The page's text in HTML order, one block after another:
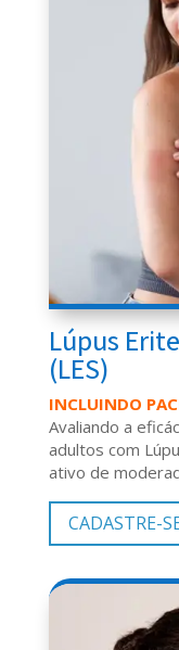
Lúpus
(LES)
INCLUINDO
Avaliando a
adultos com L
ativo de
CADASTRE-